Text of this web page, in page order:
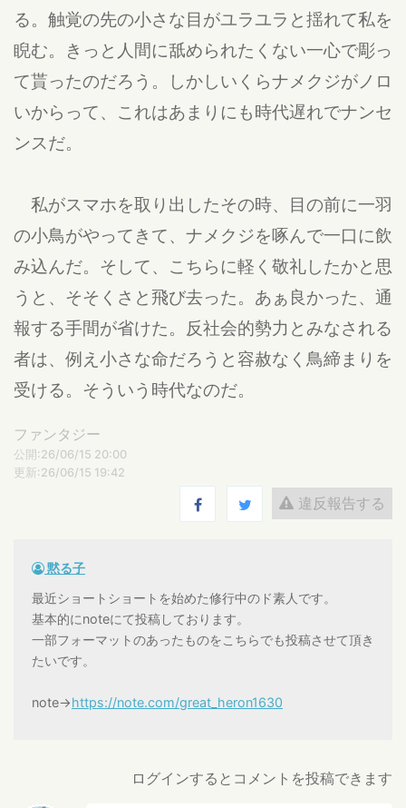
る。触覚の先の小さな目がユラユラと揺れて私を
睨む。きっと人間に舐められたくない一心で彫っ
て貰ったのだろう。しかしいくらナメクジがノロ
いからって、これはあまりにも時代遅れでナンセ
ンスだ。
私がスマホを取り出したその時、目の前に一羽
の小鳥がやってきて、ナメクジを啄んで一口に飲
み込んだ。そして、こちらに軽く敬礼したかと思
うと、そそくさと飛び去った。あぁ良かった、通
報する手間が省けた。反社会的勢力とみなされる
者は、例え小さな命だろうと容赦なく鳥締まりを
受ける。そういう時代なのだ。
ファンタジー
公開:26/06/15 20:00
更新:26/06/15 19:42
違反報告する
黙る子
最近ショートショートを始めた修行中のド素人です。
基本的にnoteにて投稿しております。
一部フォーマットのあったものをこちらでも投稿させて頂き
たいです。
note→https://note.com/great_heron1630
ログインするとコメントを投稿できます